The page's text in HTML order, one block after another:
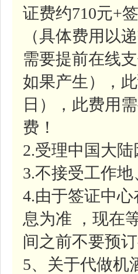
证费约710元+
（具体费用以
需要提前在线
如果产生），
日），此费用
费！
2.受理中国大
3.不接受工作
4.由于签证中
息为准 ，现在
间之前不要预订
5、关于代做机